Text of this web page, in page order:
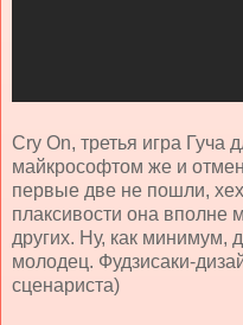
Cry On, третья игра Гуча
майкрософтом же и
первые две не пошли,
плаксивости она вполне
других. Ну, как минимум,
молодец. Фудзиcаки-
сценариста)